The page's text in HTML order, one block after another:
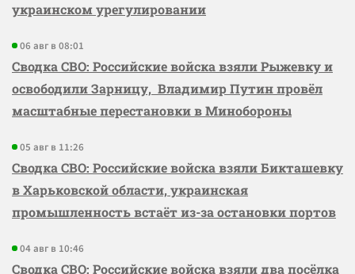
украинском урегулировании
06 авг в 08:01
Сводка СВО: Российские войска взяли Рыжевку и
освободили Зарницу, Владимир Путин провёл
масштабные перестановки в Минобороны
05 авг в 11:26
Сводка СВО: Российские войска взяли Бикташевку
в Харьковской области, украинская
промышленность встаёт из-за остановки портов
04 авг в 10:46
Сводка СВО: Российские войска взяли два посёлка